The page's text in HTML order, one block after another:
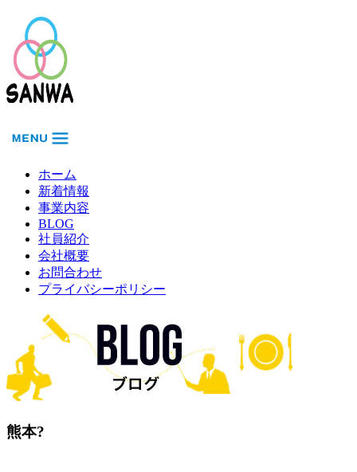
ホーム
新着情報
事業内容
BLOG
社員紹介
会社概要
お問合わせ
プライバシーポリシー
熊本?